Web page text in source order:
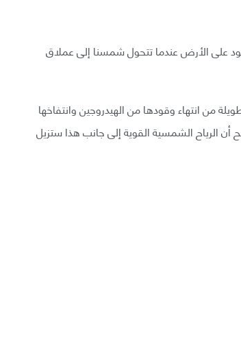
على الأرض عندما تتحول شمسنا إلى عملاق
من انتهاء وقودها من الهيدروجين وانتفاخها
الرياح الشمسية القوية إلى جانب هذا ستزيل